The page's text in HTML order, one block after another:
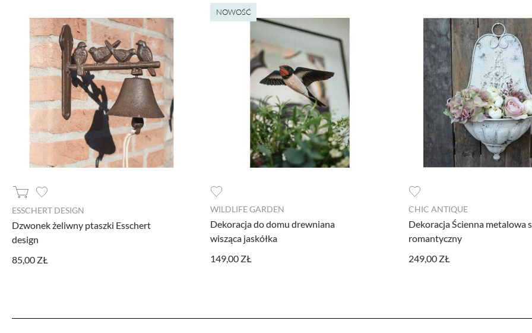
ESSCHERT DESIGN
Dzwonek żeliwny ptaszki Esschert
design
85,00 ZŁ
NOWOŚĆ
WILDLIFE GARDEN
Dekoracja do domu drewniana
wisząca jaskółka
149,00 ZŁ
CHIC ANTIQUE
Dekoracja Ścienna metalowa
romantyczny
249,00 ZŁ
Niezbędne cookies
Niezbędne pliki cookie są absolutnie niezbędne do prawidłowego działania witryny. Te pliki cookie zapewniają anonimowe
witryny.
Narzędzia Google
Korzystamy z Google Analytics, czyli narzędzia pozwalającego na gromadzenie, przeglądanie i analizę statystyk związanych z
Kod śledzący Google Analytics gromadzi informacje na temat Twojej aktywności na naszej stronie, które mogą być przez Google
profilu użytkownika. Ponadto, informacje z Google Analytics mogą być wykorzystywane w ustawieniach kampanii reklamowych
Ads. Jeżeli sobie tego nie życzysz, możesz wyłączyć narzędzia Google.
Facebook Pixel
W kodzie strony zaimplementowany jest Pixel Facebooka. To kod, który zbiera informacje na temat Twojego korzystania ze
sposób informacji kierować do Ciebie spersonalizowaną reklamę w ramach narzędzi reklamowych Facebooka. W ramach tego
dane pozwalające Cię bezpośrednio zidentyfikować. Jeżeli wyłączysz Pixel Facebooka, nie będziemy w stanie kierować do Ciebie